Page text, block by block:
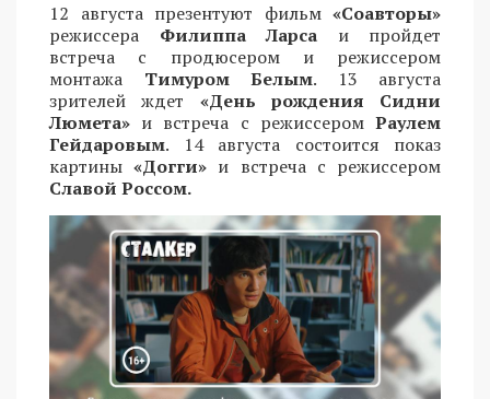
12 августа презентуют фильм «Соавторы»
режиссера Филиппа Ларса и пройдет
встреча с продюсером и режиссером
монтажа Тимуром Белым. 13 августа
зрителей ждет «День рождения Сидни
Люмета» и встреча с режиссером Раулем
Гейдаровым. 14 августа состоится показ
картины«Догги» и встреча с режиссером
Славой Россом.